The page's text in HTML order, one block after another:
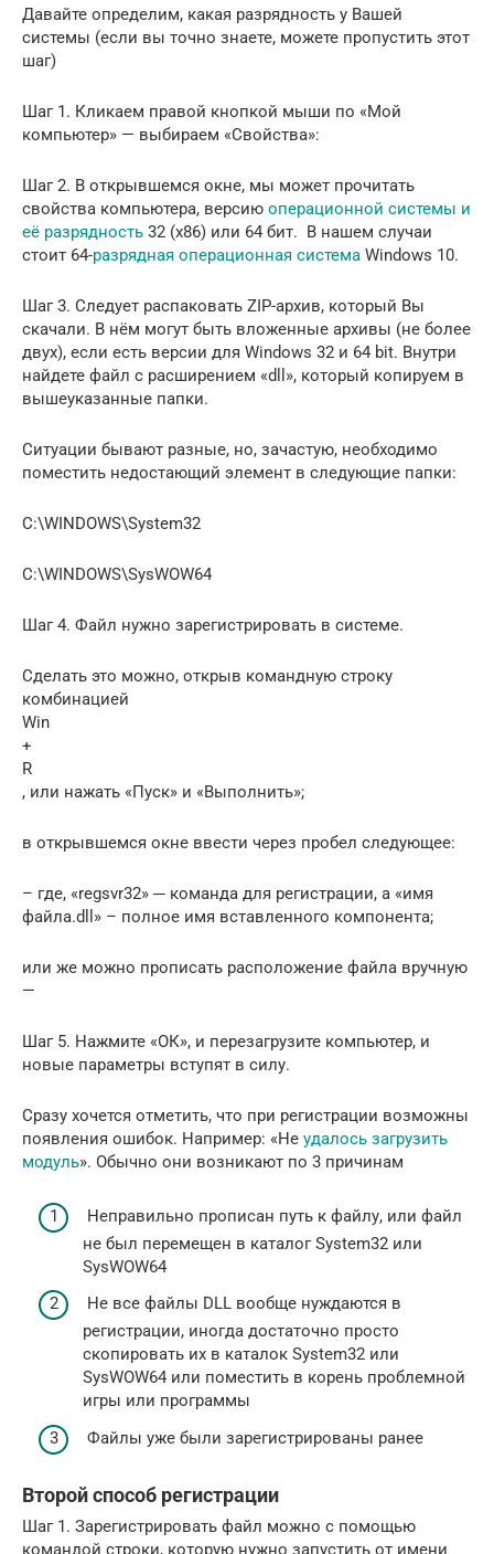
Давайте определим, какая разрядность у Вашей
системы (если вы точно знаете, можете пропустить этот
шаг)
Шаг 1. Кликаем правой кнопкой мыши по «Мой
компьютер» — выбираем «Свойства»:
Шаг 2. В открывшемся окне, мы может прочитать
свойства компьютера, версию операционной системы и
её разрядность 32 (х86) или 64 бит. В нашем случаи
стоит 64-разрядная операционная система Windows 10.
Шаг 3. Следует распаковать ZIP-архив, который Вы
скачали. В нём могут быть вложенные архивы (не более
двух), если есть версии для Windows 32 и 64 bit. Внутри
найдете файл с расширением «dll», который копируем в
вышеуказанные папки.
Ситуации бывают разные, но, зачастую, необходимо
поместить недостающий элемент в следующие папки:
C:\WINDOWS\System32
C:\WINDOWS\SysWOW64
Шаг 4. Файл нужно зарегистрировать в системе.
Сделать это можно, открыв командную строку
комбинацией
Win
+
R
, или нажать «Пуск» и «Выполнить»;
в открывшемся окне ввести через пробел следующее:
– где, «regsvr32» ─ команда для регистрации, а «имя
файла.dll» – полное имя вставленного компонента;
или же можно прописать расположение файла вручную
—
Шаг 5. Нажмите «ОК», и перезагрузите компьютер, и
новые параметры вступят в силу.
Сразу хочется отметить, что при регистрации возможны
появления ошибок. Например: «Не удалось загрузить
модуль». Обычно они возникают по 3 причинам
Неправильно прописан путь к файлу, или файл
не был перемещен в каталог System32 или
SysWOW64
Не все файлы DLL вообще нуждаются в
регистрации, иногда достаточно просто
скопировать их в каталок System32 или
SysWOW64 или поместить в корень проблемной
игры или программы
Файлы уже были зарегистрированы ранее
Второй способ регистрации
Шаг 1. Зарегистрировать файл можно с помощью
командой строки, которую нужно запустить от имени